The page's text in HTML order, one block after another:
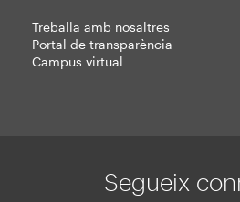
Treballa amb nosaltres
Portal de transparència
Campus virtual
Segueix